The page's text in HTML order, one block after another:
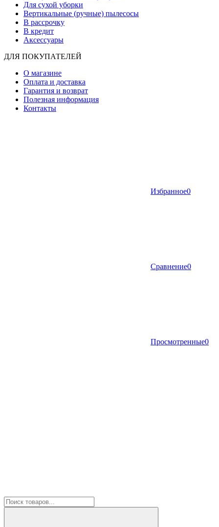
Для сухой уборки
Вертикальные (ручные) пылесосы
В рассрочку
В кредит
Аксессуары
ДЛЯ ПОКУПАТЕЛЕЙ
О магазине
Оплата и доставка
Гарантия и возврат
Полезная информация
Контакты
Избранное0
Сравнение0
Просмотренные0